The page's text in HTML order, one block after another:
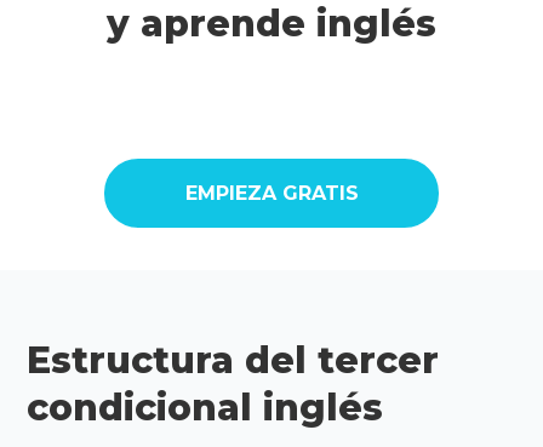
y aprende inglés
EMPIEZA GRATIS
Estructura del tercer
condicional inglés